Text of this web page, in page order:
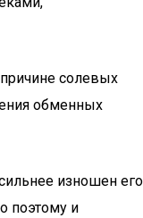
солевых
обменных
изношен его
поэтому и